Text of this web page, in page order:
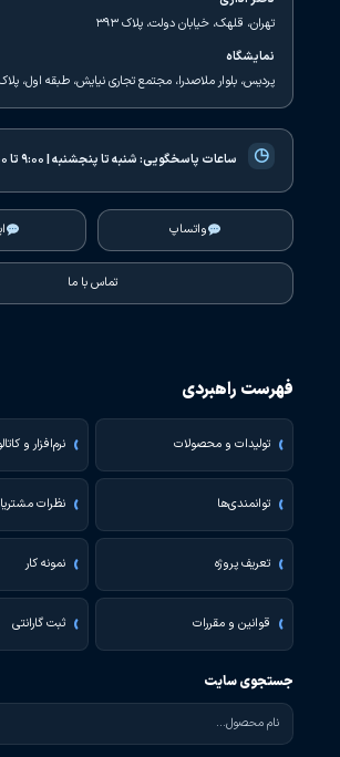
تهران، قلهک، خیابان دولت، پلاک ۳۹۳
نمایشگاه
پردیس، بلوار ملاصدرا، مجتمع تجاری نیایش، طبقه اول، پلاک
◷ ساعات پاسخگویی:شنبه تا پنجشنبه | ۹:۰۰ تا ۱۷:۰۰
واتساپ
تماس با ما
فهرست راهبردی
تولیدات و محصولات نرم‌افزار و
توانمندی‌ها نظرات
تعریف پروژه نمونه کار
قوانین و مقررات ثبت گارانتی
جستجوی سایت